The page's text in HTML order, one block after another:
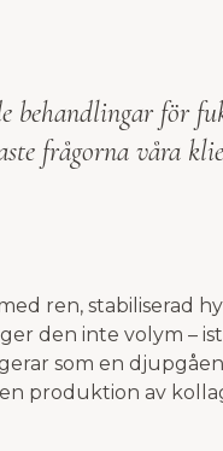
behandlingar för
frågorna våra
ren, stabiliserad
den inte volym –
som en
produktion av